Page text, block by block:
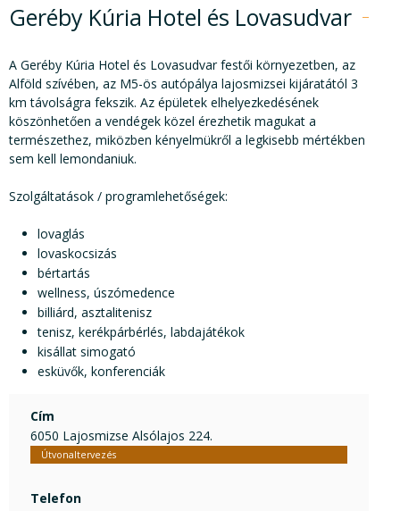
Geréby Kúria Hotel és Lovasudvar
A Geréby Kúria Hotel és Lovasudvar festői környezetben, az
Alföld szívében, az M5-ös autópálya lajosmizsei kijáratától 3
km távolságra fekszik. Az épületek elhelyezkedésének
köszönhetően a vendégek közel érezhetik magukat a
természethez, miközben kényelmükről a legkisebb mértékben
sem kell lemondaniuk.
Szolgáltatások / programlehetőségek:
lovaglás
lovaskocsizás
bértartás
wellness, úszómedence
billiárd, asztalitenisz
tenisz, kerékpárbérlés, labdajátékok
kisállat simogató
esküvők, konferenciák
Cím
6050 Lajosmizse Alsólajos 224.
Útvonaltervezés
Telefon